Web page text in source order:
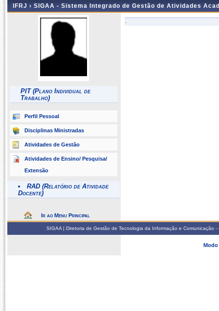
IFRJ › SIGAA - Sistema Integrado de Gestão de Atividades
PIT (Plano Individual de
Trabalho)
Perfil Pessoal
Disciplinas Ministradas
Atividades de Gestão
Atividades de Ensino/ Pesquisa/
Extensão
RAD (Relatório de Atividade
Docente)
Ir ao Menu Principal
-
SIGAA | Diretoria de Gestão de Tecnologia da Informação e
Modo